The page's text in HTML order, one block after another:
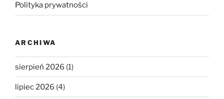
Polityka prywatności
ARCHIWA
sierpień 2026 (1)
lipiec 2026 (4)